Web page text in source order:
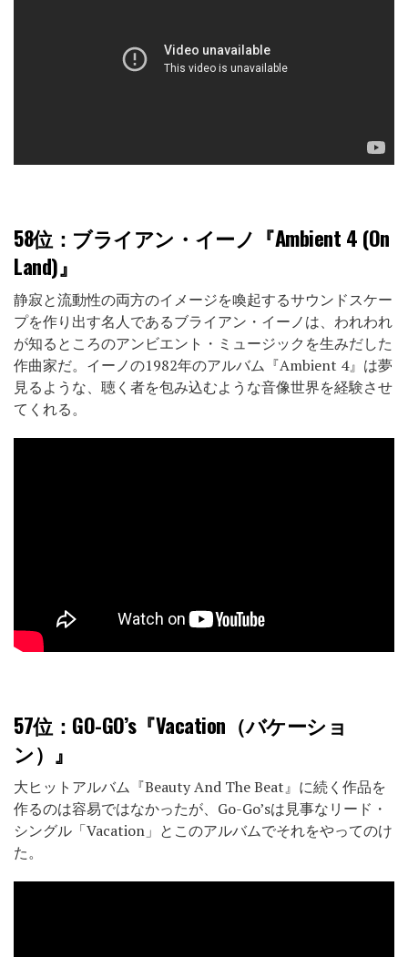
58位 ：ブライアン・イーノ『Ambient 4 (On
Land)』
静寂と流動性の両方のイメージを喚起するサウンドスケー
プを作り出す名人であるブライアン・イーノは、われわれ
が知るところのアンビエント・ミュージックを生みだした
作曲家だ。イーノの1982年のアルバム『Ambient 4』は夢
見るような、聴く者を包み込むような音像世界を経験させ
てくれる。
57位 ：GO-GO’s『Vacation（バケーショ
ン）』
大ヒットアルバム『Beauty And The Beat』に続く作品を
作るのは容易ではなかったが、Go-Go’sは見事なリード・
シングル「Vacation」とこのアルバムでそれをやってのけ
た。